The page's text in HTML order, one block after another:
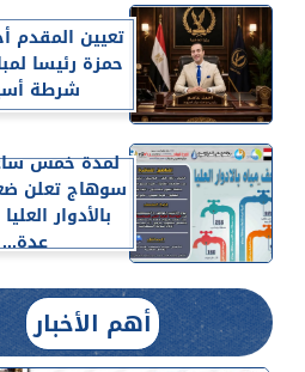
تعيين المقدم
حمزة رئيسا
شرطة
لمدة خمس
سوهاج تعلن
بالأدوار
عدة...
أهم الأخبار